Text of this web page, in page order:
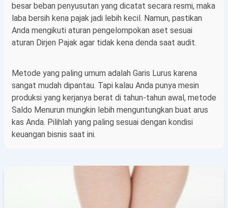
besar beban penyusutan yang dicatat secara resmi, maka
laba bersih kena pajak jadi lebih kecil. Namun, pastikan
Anda mengikuti aturan pengelompokan aset sesuai
aturan Dirjen Pajak agar tidak kena denda saat audit.
Metode yang paling umum adalah Garis Lurus karena
sangat mudah dipantau. Tapi kalau Anda punya mesin
produksi yang kerjanya berat di tahun-tahun awal, metode
Saldo Menurun mungkin lebih menguntungkan buat arus
kas Anda. Pilihlah yang paling sesuai dengan kondisi
keuangan bisnis saat ini.